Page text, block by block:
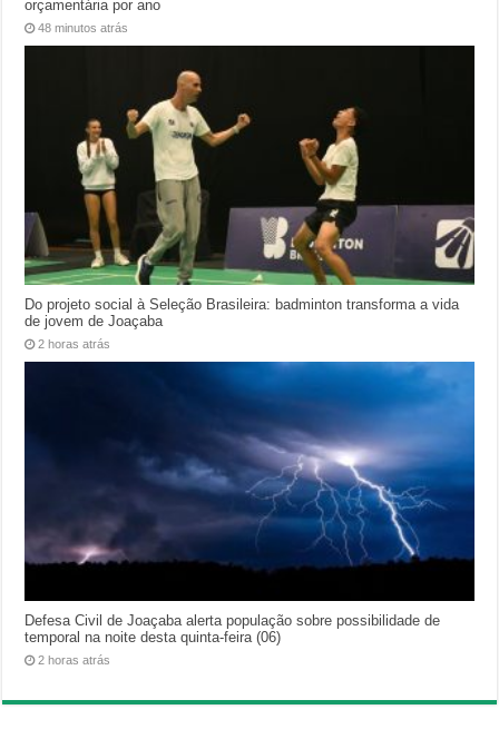
orçamentária por ano
48 minutos atrás
Do projeto social à Seleção Brasileira: badminton transforma a vida
de jovem de Joaçaba
2 horas atrás
Defesa Civil de Joaçaba alerta população sobre possibilidade de
temporal na noite desta quinta-feira (06)
2 horas atrás